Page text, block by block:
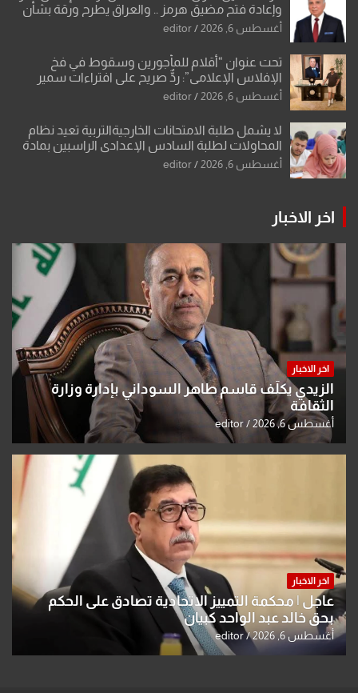
وإعادة فتح مضيق هرمز .. والعراق يطرح ورقة بشأن
تحولات القدس
أغسطس 6, 2026 editor
تحت عنوان “أقلام للمأجورين وسقوط في فخ
الإفلاس الإعلامي”: ردٌّ صريح على افتراءات سمير
الشكرجي
أغسطس 6, 2026 editor
لا يشمل طلبة الامتحانات الخارجيةالتربية تعيد نظام
المحاولات لطلبة السادس الإعدادي الراسبين بمادة
أو مادتين
أغسطس 6, 2026 editor
اخر الاخبار
اخر الاخبار
الزيدي يكلّف قاسم طاهر السوداني بإدارة وزارة
الثقافة
أغسطس 6, 2026 editor
اخر الاخبار
عاجل | محكمة التمييز الاتحادية تصادق على الحكم
بحق خالد عبد الواحد كبيان
أغسطس 6, 2026 editor